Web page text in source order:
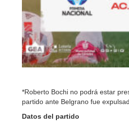
*Roberto Bochi no podrá estar
partido ante Belgrano fue
Datos del partido